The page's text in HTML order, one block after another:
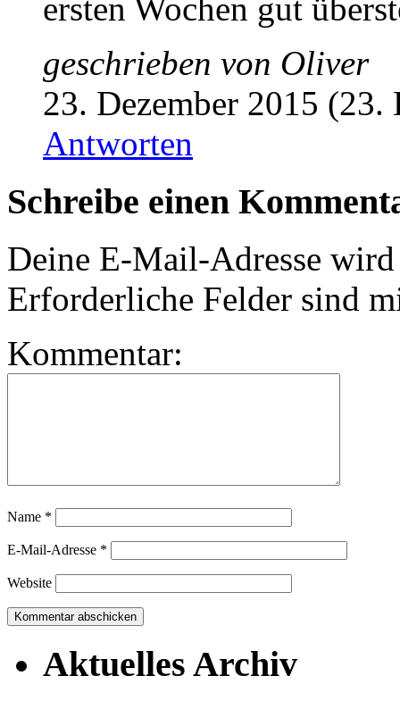
ersten Wochen gut
geschrieben von Oliver
23. Dezember 2015 (23.
Antworten
Schreibe einen
Deine E-Mail-Adresse
Erforderliche Felder sind
Kommentar:
Name *
E-Mail-Adresse *
Website
Aktuelles Archiv